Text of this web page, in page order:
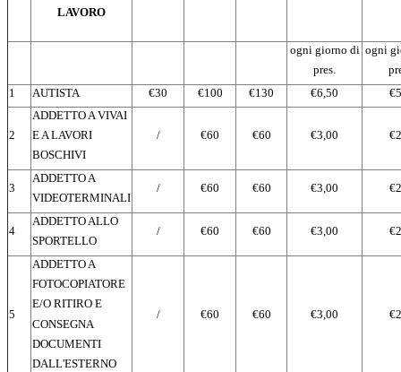
LAVORO
ogni giorno di
pres.
ogni
1
AUTISTA €30 €100 €130 €6,50
2
ADDETTO A VIVAI
E A LAVORI
BOSCHIVI
/ €60 €60 €3,00
3
ADDETTO A
VIDEOTERMINALI
/ €60 €60 €3,00
4
ADDETTO ALLO
SPORTELLO
/ €60 €60 €3,00
5
ADDETTO A
FOTOCOPIATORE
E/O RITIRO E
CONSEGNA
DOCUMENTI
DALL'ESTERNO
/ €60 €60 €3,00